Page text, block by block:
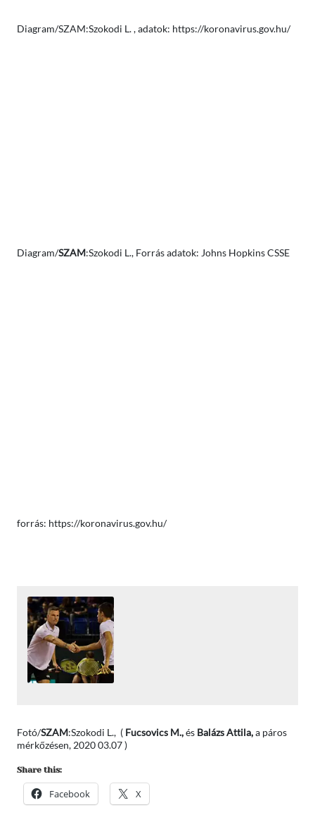
Diagram/SZAM:Szokodi L. , adatok: https://koronavirus.gov.hu/
Diagram/SZAM:Szokodi L., Forrás adatok: Johns Hopkins CSSE
forrás: https://koronavirus.gov.hu/
Fotó/SZAM:Szokodi L., ( Fucsovics M.,és Balázs Attila,a páros
mérkőzésen, 2020 03.07 )
Share this:
Facebook X